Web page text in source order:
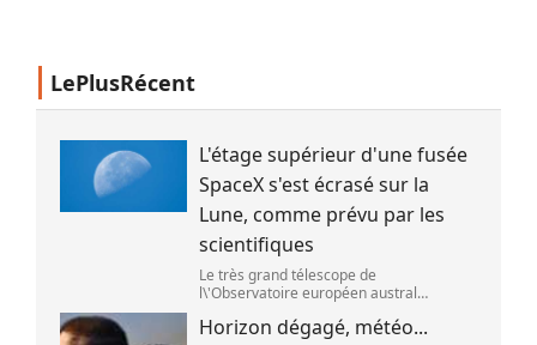
LePlusRécent
L'étage supérieur d'une fusée
SpaceX s'est écrasé sur la
Lune, comme prévu par les
scientifiques
Le très grand télescope de
l\'Observatoire européen austral
que l\'étage supérieur d\'une fusée de
Horizon dégagé, météo...